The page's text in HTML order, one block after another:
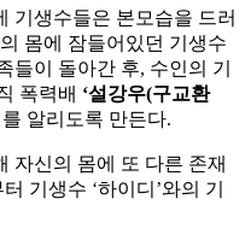
기생수들은 본모습을 드러
몸에 잠들어있던 기생수
들이 돌아간 후, 수인의 기
폭력배 ‘설강우(구교환
알리도록 만든다.
자신의 몸에 또 다른 존재
기생수 ‘하이디’와의 기